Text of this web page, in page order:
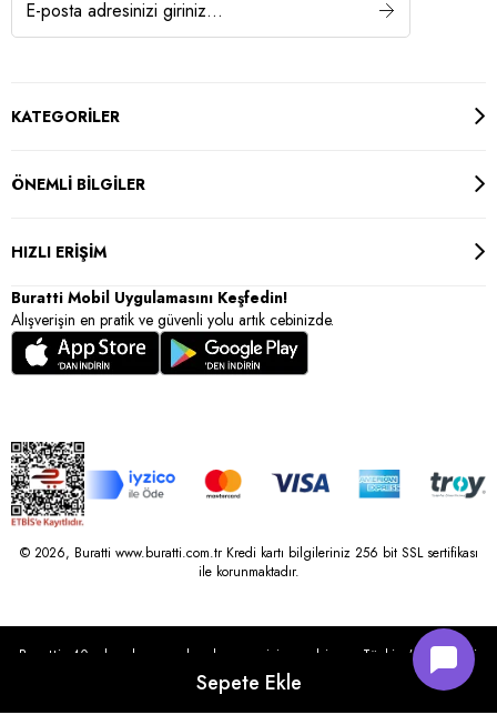
KATEGORİLER
ÖNEMLİ BİLGİLER
HIZLI ERİŞİM
Buratti Mobil Uygulamasını Keşfedin!
Alışverişin en pratik ve güvenli yolu artık cebinizde.
© 2026, Buratti www.buratti.com.tr Kredi kartı bilgileriniz 256 bit SSL sertifikası
ile korunmaktadır.
Buratti, 40 yılı aşkın perakende geçmişine sahip ve Türkiye’nin çeşitli
illerinde 22 şubesi bulunan Çetin Family Mağazacılık tarafından
kurulmuştur.